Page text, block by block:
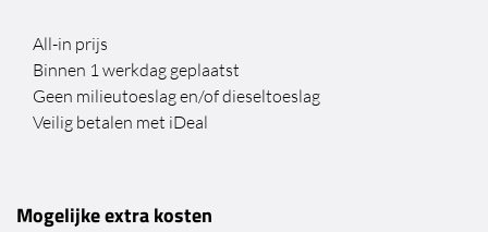
All-in prijs
Binnen 1 werkdag geplaatst
Geen milieutoeslag en/of dieseltoeslag
Veilig betalen met iDeal
Mogelijke extra kosten